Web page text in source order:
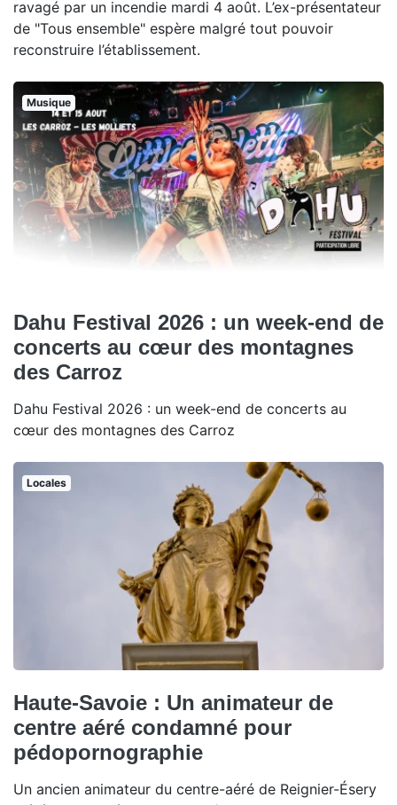
ravagé par un incendie mardi 4 août. L’ex-présentateur
de "Tous ensemble" espère malgré tout pouvoir
reconstruire l’établissement.
Musique
Dahu Festival 2026 : un week-end de
concerts au cœur des montagnes
des Carroz
Dahu Festival 2026 : un week-end de concerts au
cœur des montagnes des Carroz
Locales
Haute-Savoie : Un animateur de
centre aéré condamné pour
pédopornographie
Un ancien animateur du centre-aéré de Reignier-Ésery